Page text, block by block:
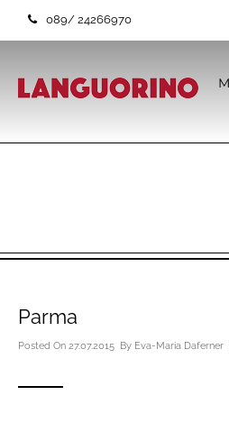
089/ 24266970
Parma
Posted On 27.07.2015 By Eva-Maria Daferner